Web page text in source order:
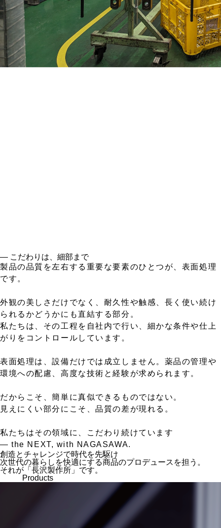
― こだわりは、細部まで
製品の品質を左右する重要な要素のひとつが、表面処理
です。
外観の美しさだけでなく、耐久性や触感、長く使い続け
られるかどうかにも直結する部分。
私たちは、その工程を自社内で行い、細かな条件や仕上
がりをコントロールしています。
表面処理は、設備だけでは成立しません。薬品の管理や
環境への配慮、高度な技術と経験が求められます。
だからこそ、簡単に真似できるものではない。
見えにくい部分にこそ、品質の差が現れる。
私たちはその領域に、こだわり続けています
— the NEXT, with NAGASAWA.
創造とチャレンジで時代を先駆け
次世代の暮らしを快適にする商品のプロデュースを担う。
それが「長沢製作所」です。
Products